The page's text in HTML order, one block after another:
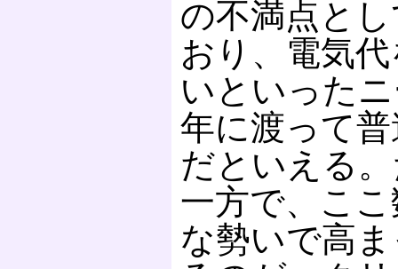
の不満点と
おり、電気
いといった
年に渡って
だといえる
一方で、こ
な勢いで高